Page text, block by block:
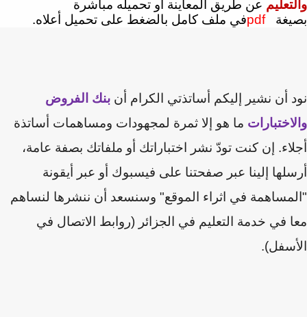
عن طريق المعاينة أو تحميله مباشرة
pdfفي ملف كامل بالضغط على تحميل أعلاه.
أن نشير إليكم أساتذتي الكرام أن بنك الفروض
ما هو إلا ثمرة لمجهودات ومساهمات أساتذة
إن كنت تودّ نشر اختباراتك أو ملفاتك بصفة عامة،
إلينا عبر صفحتنا على فيسبوك أو عبر أيقونة
في اثراء الموقع" وسنسعد أن ننشرها لنساهم
في خدمة التعليم في الجزائر (روابط الاتصال في